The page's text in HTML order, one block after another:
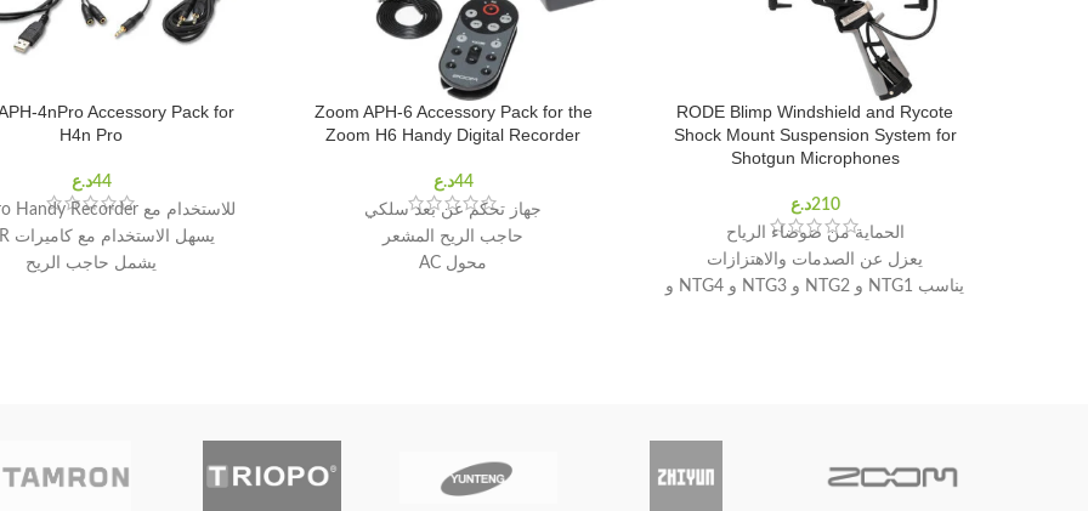
RODE Blimp Windshield and Rycote
Shock Mount Suspension System for
Shotgun Microphones
الحماية من ضوضاء الرياح
يعزل عن الصدمات والاهتزازات
يناسب NTG1 و NTG2 و NTG3 و NTG4 و
Zoom APH-6 Accessory Pack for the
Zoom H6 Handy Digital Recorder
جهاز تحكم عن بعد سلكي
حاجب الريح المشعر
محول AC
4nPro Accessory Pack for
H4n Pro
للاستخدام مع H4n Pro Handy Recorder
يسهل الاستخدام مع كاميرات DSLR
يشمل حاجب الريح